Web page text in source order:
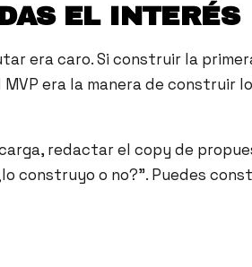
EL INTERÉS
era caro. Si construir la
era la manera de construir
redactar el copy de
construyo o no?”. Puedes